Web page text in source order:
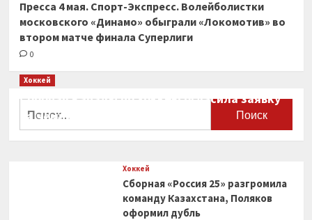
Пресса 4 мая. Спорт-Экспресс. Волейболистки
московского «Динамо» обыграли «Локомотив» во
втором матче финала Суперлиги
0
Хоккей
Сборная Канады по хоккею огласила заявку
на чемпионат мира
Хоккей
Сборная «Россия 25» разгромила
команду Казахстана, Поляков
оформил дубль